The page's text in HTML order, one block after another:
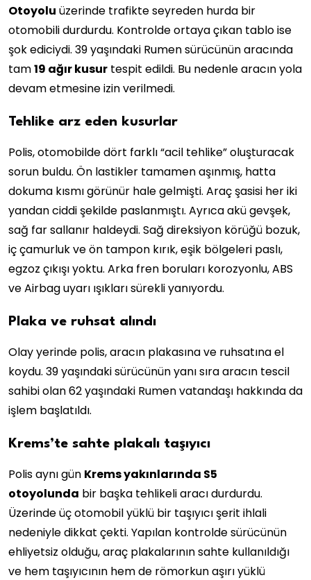
Otoyolu üzerinde trafikte seyreden hurda bir
otomobili durdurdu. Kontrolde ortaya çıkan tablo ise
şok ediciydi. 39 yaşındaki Rumen sürücünün aracında
tam19 ağır kusur tespit edildi. Bu nedenle aracın yola
devam etmesine izin verilmedi.
Tehlike arz eden kusurlar
Polis, otomobilde dört farklı “acil tehlike” oluşturacak
sorun buldu. Ön lastikler tamamen aşınmış, hatta
dokuma kısmı görünür hale gelmişti. Araç şasisi her iki
yandan ciddi şekilde paslanmıştı. Ayrıca akü gevşek,
sağ far sallanır haldeydi. Sağ direksiyon körüğü bozuk,
iç çamurluk ve ön tampon kırık, eşik bölgeleri paslı,
egzoz çıkışı yoktu. Arka fren boruları korozyonlu, ABS
ve Airbag uyarı ışıkları sürekli yanıyordu.
Plaka ve ruhsat alındı
Olay yerinde polis, aracın plakasına ve ruhsatına el
koydu. 39 yaşındaki sürücünün yanı sıra aracın tescil
sahibi olan 62 yaşındaki Rumen vatandaşı hakkında da
işlem başlatıldı.
Krems’te sahte plakalı taşıyıcı
Polis aynı gün Krems yakınlarında S5
otoyolunda bir başka tehlikeli aracı durdurdu.
Üzerinde üç otomobil yüklü bir taşıyıcı şerit ihlali
nedeniyle dikkat çekti. Yapılan kontrolde sürücünün
ehliyetsiz olduğu, araç plakalarının sahte kullanıldığı
ve hem taşıyıcının hem de römorkun aşırı yüklü